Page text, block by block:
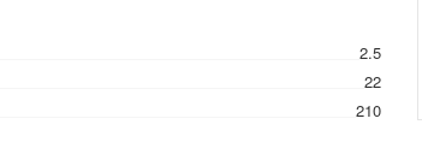
2.5
22
210